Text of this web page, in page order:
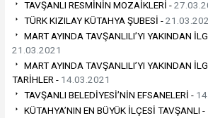
TAVŞANLI RESMİNİN MOZAİKLERİ -
TÜRK KIZILAY KÜTAHYA ŞUBESİ -
MART AYINDA TAVŞANLILI’YI YAKINDAN
21.03.2021
MART AYINDA TAVŞANLILI’YI YAKINDAN
TARİHLER - 14.03.2021
TAVŞANLI BELEDİYESİ’NİN EFSANELERİ -
KÜTAHYA’NIN EN BÜYÜK İLÇESİ TAVŞANLI -